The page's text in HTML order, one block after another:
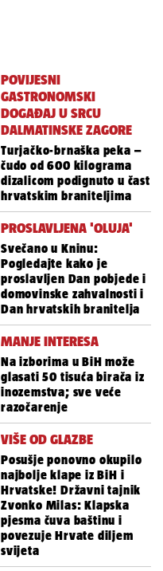
POVIJESNI
GASTRONOMSKI
DOGAĐAJ U SRCU
DALMATINSKE ZAGORE
Turjačko-brnaška peka –
čudo od 600 kilograma
dizalicom podignuto u čast
hrvatskim braniteljima
PROSLAVLJENA 'OLUJA'
Svečano u Kninu:
Pogledajte kako je
proslavljen Dan pobjede i
domovinske zahvalnosti i
Dan hrvatskih branitelja
MANJE INTERESA
Na izborima u BiH može
glasati 50 tisuća birača iz
inozemstva; sve veće
razočarenje
VIŠE OD GLAZBE
Posušje ponovno okupilo
najbolje klape iz BiH i
Hrvatske! Državni tajnik
Zvonko Milas: Klapska
pjesma čuva baštinu i
povezuje Hrvate diljem
svijeta